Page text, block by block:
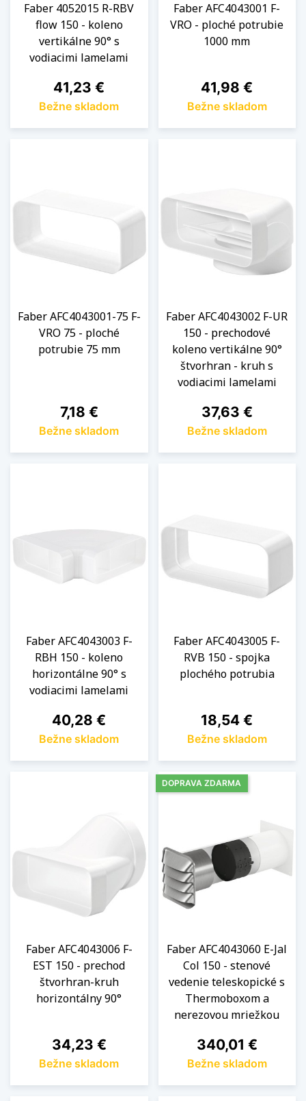
Faber 4052015 R-RBV
flow 150 - koleno
vertikálne 90° s
vodiacimi lamelami
Cena
41,23 €
Bežne skladom
Faber AFC4043001 F-
VRO - ploché potrubie
1000 mm
Cena
41,98 €
Bežne skladom
Faber AFC4043001-75 F-
VRO 75 - ploché
potrubie 75 mm
Cena
7,18 €
Bežne skladom
Faber AFC4043002 F-UR
150 - prechodové
koleno vertikálne 90°
štvorhran - kruh s
vodiacimi lamelami
Cena
37,63 €
Bežne skladom
Faber AFC4043003 F-
RBH 150 - koleno
horizontálne 90° s
vodiacimi lamelami
Cena
40,28 €
Bežne skladom
Faber AFC4043005 F-
RVB 150 - spojka
plochého potrubia
Cena
18,54 €
Bežne skladom
Faber AFC4043006 F-
EST 150 - prechod
štvorhran-kruh
horizontálny 90°
Cena
34,23 €
Bežne skladom
Faber AFC4043060 E-Jal
Col 150 - stenové
vedenie teleskopické s
Thermoboxom a
nerezovou mriežkou
Cena
340,01 €
Bežne skladom
DOPRAVA ZDARMA